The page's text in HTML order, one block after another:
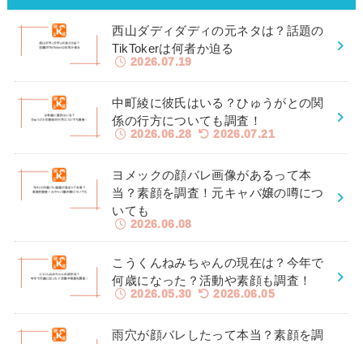
西山ダディダディの元ネタは？話題の
TikTokerは何者か迫る
2026.07.19
中町綾に彼氏はいる？ひゅうがとの関
係の行方についても調査！
2026.06.28 2026.07.21
ヨメックの顔バレ画像があるって本
当？素顔を調査！元キャバ嬢の噂につ
いても
2026.06.08
こうくんねみちゃんの現在は？今年で
何歳になった？活動や素顔も調査！
2026.05.30 2026.06.05
雨穴が顔バレしたって本当？素顔を調